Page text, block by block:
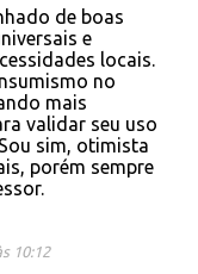
de boas
e
locais.
no
mais
validar seu uso
sim, otimista
porém sempre
10:12